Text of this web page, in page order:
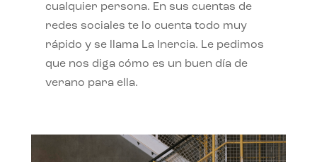
cualquier persona. En sus cuentas de
redes sociales te lo cuenta todo muy
rápido y se llama La Inercia. Le pedimos
que nos diga cómo es un buen día de
verano para ella.